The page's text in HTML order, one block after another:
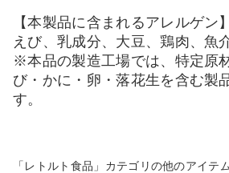
【本製品に含まれるアレルゲン】
えび、乳成分、大豆、鶏肉、魚
※本品の製造工場では、特定原
び・かに・卵・落花生を含む製
す。
「レトルト食品」カテゴリの他のアイテム